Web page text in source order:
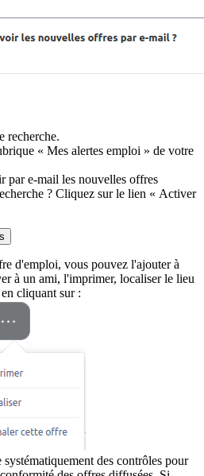
recherche.
« Mes alertes emploi » de votre
par e-mail les nouvelles offres
? Cliquez sur le lien « Activer
d'emploi, vous pouvez l'ajouter à
à un ami, l'imprimer, localiser le lieu
cliquant sur :
des contrôles pour